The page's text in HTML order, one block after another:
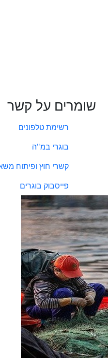
שומרים על קשר
רשימת טלפונים
בוגרי במ"ה
קשרי חוץ ופיתוח
פייסבוק בוגרים